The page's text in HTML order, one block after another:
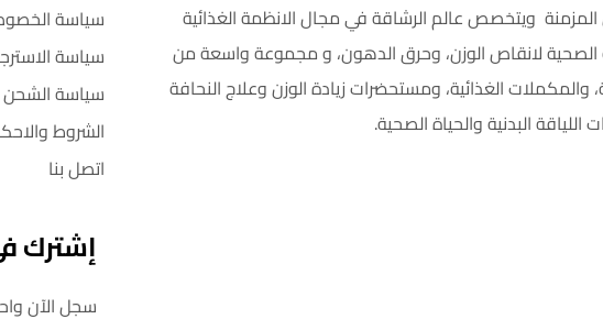
ويتخصص عالم الرشاقة في مجال الانظمة الغذائية
الصحية لانقاص الوزن، وحرق الدهون، و مجموعة واسعة من
والمكملات الغذائية، ومستحضرات زيادة الوزن وعلاج النحافة
البدنية والحياة الصحية.
سياسة
سياسة
سياسة الشحن
الشروط
اتصل بنا
إشترك
سجل الآن واحصل على خصم 5٪